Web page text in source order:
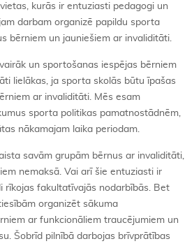
kurās ir entuziasti pedagogi un
darbam organizē papildu sporta
bērniem un jauniešiem ar invaliditāti.
un sportošanas iespējas bērniem
lielākas, ja sporta skolās būtu īpašas
ar invaliditāti. Mēs esam
sporta politikas pamatnostādnēm,
nākamajam laika periodam.
savām grupām bērnus ar invaliditāti,
nemaksā. Vai arī šie entuziasti ir
rīkojas fakultatīvajās nodarbībās. Bet
organizēt sākuma
ar funkcionāliem traucējumiem un
Šobrīd pilnībā darbojas brīvprātības